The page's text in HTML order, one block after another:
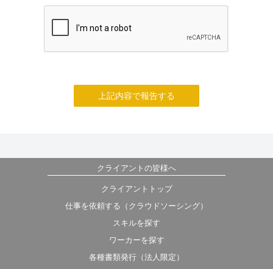
上記内容で報告する
クライアントの皆様へ
クライアントトップ
仕事を依頼する（クラウドソーシング）
スキルを探す
ワーカーを探す
各種書類発行（法人限定）